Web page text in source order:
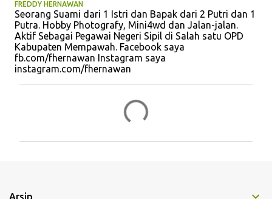
FREDDY HERNAWAN
Seorang Suami dari 1 Istri dan Bapak dari 2 Putri dan 1
Putra. Hobby Photografy, Mini4wd dan Jalan-jalan.
Aktif Sebagai Pegawai Negeri Sipil di Salah satu OPD
Kabupaten Mempawah. Facebook saya
fb.com/fhernawan Instagram saya
instagram.com/fhernawan
Arsip